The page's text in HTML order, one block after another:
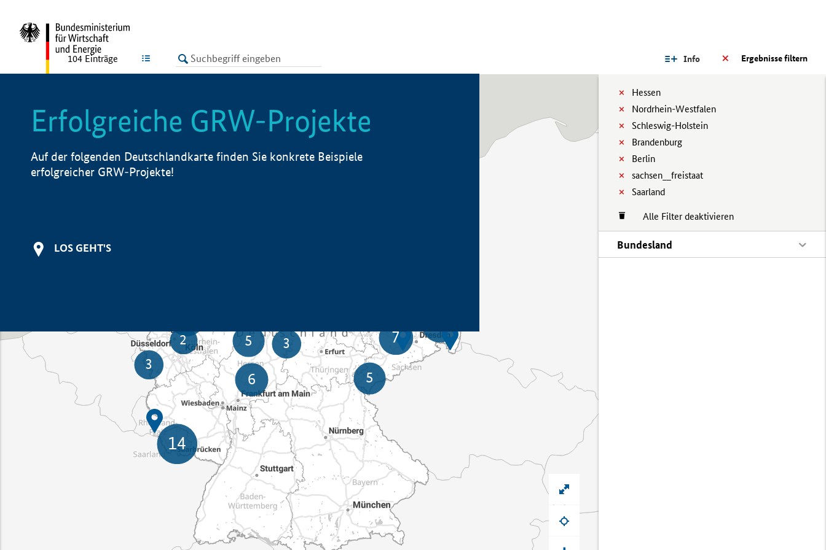
LISTE Ergebnisse filtern
Info
Hessen
Nordrhein-Westfalen
Schleswig-Holstein
Brandenburg
Berlin
sachsen__freistaat
Saarland
Alle Filter deaktivieren
Bundesland
104 Einträge
Erfolgreiche GRW-Projekte
Auf der folgenden Deutschlandkarte finden Sie konkrete Beispiele
erfolgreicher GRW-Projekte!
LOS GEHT'S